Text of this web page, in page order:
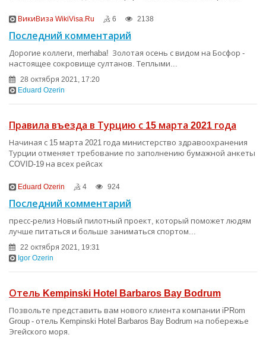
ВикиВиза WikiVisa.Ru 6 2138
Последний комментарий
Дорогие коллеги, merhaba! Золотая осень с видом на Босфор -
настоящее сокровище султанов. Теплыми...
28 октября 2021, 17:20
Eduard Ozerin
Правила въезда в Турцию с 15 марта 2021 года
Начиная с 15 марта 2021 года министерство здравоохранения
Турции отменяет требование по заполнению бумажной анкеты
COVID-19 на всех рейсах
Eduard Ozerin 4 924
Последний комментарий
пресс-релиз Новый пилотный проект, который поможет людям
лучше питаться и больше заниматься спортом...
22 октября 2021, 19:31
Igor Ozerin
Отель Kempinski Hotel Barbaros Bay Bodrum
Позвольте представить вам нового клиента компании iPRom
Group - отель Kempinski Hotel Barbaros Bay Bodrum на побережье
Эгейского моря.